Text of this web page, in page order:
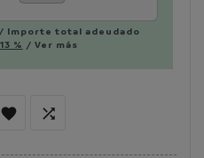
/ Importe total adeudado
% / Ver más
 